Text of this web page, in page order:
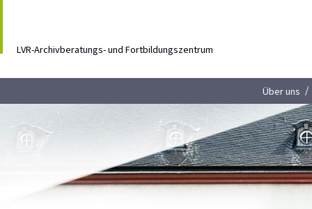
LVR-Archivberatungs- und Fortbildungszentrum
Über uns